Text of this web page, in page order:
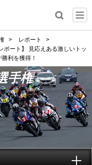
> レポート
>
ポート】 見応えある激しいトッ
利を獲得！
手権